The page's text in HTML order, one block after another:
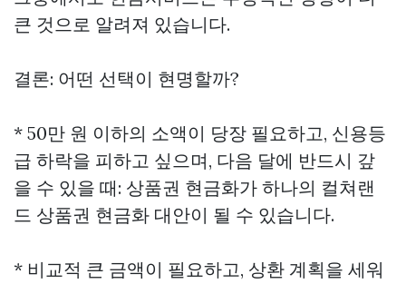
큰 것으로 알려져 있습니다.
결론: 어떤 선택이 현명할까?
* 50만 원 이하의 소액이 당장 필요하고, 신용등
급 하락을 피하고 싶으며, 다음 달에 반드시 갚
을 수 있을 때: 상품권 현금화가 하나의 컬쳐랜
드 상품권 현금화 대안이 될 수 있습니다.
* 비교적 큰 금액이 필요하고, 상환 계획을 세워